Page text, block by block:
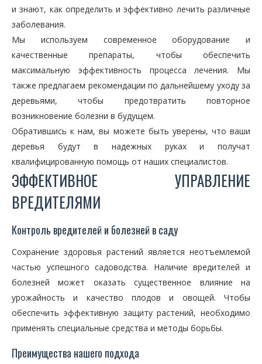
и знают, как определить и эффективно лечить различные
заболевания.
Мы используем современное оборудование и
качественные препараты, чтобы обеспечить
максимальную эффективность процесса лечения. Мы
также предлагаем рекомендации по дальнейшему уходу за
деревьями, чтобы предотвратить повторное
возникновение болезни в будущем.
Обратившись к нам, вы можете быть уверены, что ваши
деревья будут в надежных руках и получат
квалифицированную помощь от наших специалистов.
ЭФФЕКТИВНОЕ УПРАВЛЕНИЕ
ВРЕДИТЕЛЯМИ
Контроль вредителей и болезней в саду
Сохранение здоровья растений является неотъемлемой
частью успешного садоводства. Наличие вредителей и
болезней может оказать существенное влияние на
урожайность и качество плодов и овощей. Чтобы
обеспечить эффективную защиту растений, необходимо
применять специальные средства и методы борьбы.
Преимущества нашего подхода